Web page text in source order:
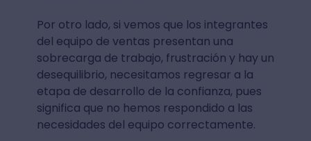
Por otro lado, si vemos que los integrantes
del equipo de ventas presentan una
sobrecarga de trabajo, frustración y hay un
desequilibrio, necesitamos regresar a la
etapa de desarrollo de la confianza, pues
significa que no hemos respondido a las
necesidades del equipo correctamente.